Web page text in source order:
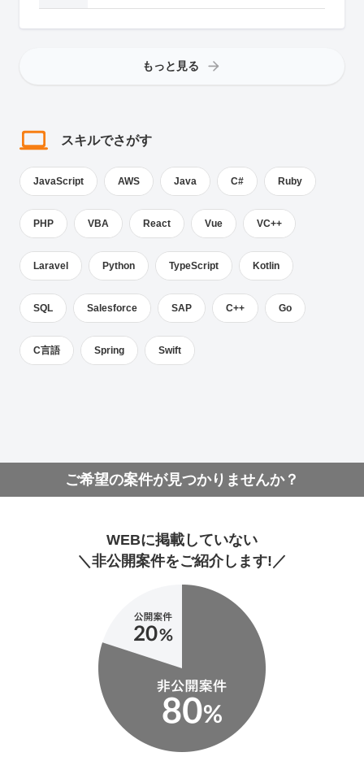
もっと見る
スキルでさがす
JavaScript AWS Java C# Ruby
PHP VBA React Vue VC++
Laravel Python TypeScript Kotlin
SQL Salesforce SAP C++ Go
C言語 Spring Swift
ご希望の案件が見つかりませんか？
WEBに掲載していない
＼非公開案件をご紹介します!／